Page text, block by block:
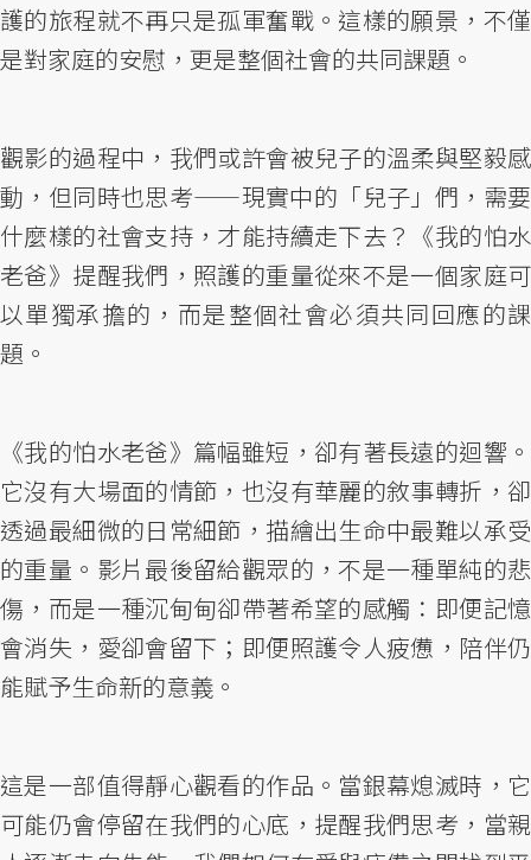
護的旅程就不再只是孤軍奮戰。這樣的願景，不僅
是對家庭的安慰，更是整個社會的共同課題。
觀影的過程中，我們或許會被兒子的溫柔與堅毅感
動，但同時也思考——現實中的「兒子」們，需要
什麼樣的社會支持，才能持續走下去？《我的怕水
老爸》提醒我們，照護的重量從來不是一個家庭可
以單獨承擔的，而是整個社會必須共同回應的課
題。
《我的怕水老爸》篇幅雖短，卻有著長遠的迴響。
它沒有大場面的情節，也沒有華麗的敘事轉折，卻
透過最細微的日常細節，描繪出生命中最難以承受
的重量。影片最後留給觀眾的，不是一種單純的悲
傷，而是一種沉甸甸卻帶著希望的感觸：即便記憶
會消失，愛卻會留下；即便照護令人疲憊，陪伴仍
能賦予生命新的意義。
這是一部值得靜心觀看的作品。當銀幕熄滅時，它
可能仍會停留在我們的心底，提醒我們思考，當親